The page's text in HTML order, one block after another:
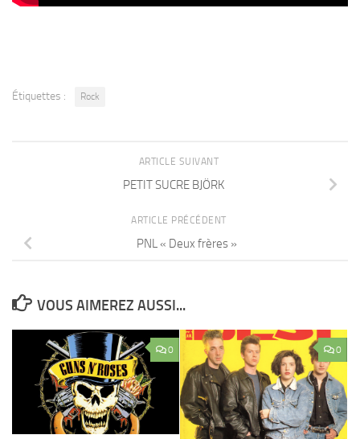
Étiquettes : Rock
ARTICLE SUIVANT
PETIT SUCRE BJÖRK
ARTICLE PRÉCÉDENT
PNL « Deux frères »
VOUS AIMEREZ AUSSI...
0 0